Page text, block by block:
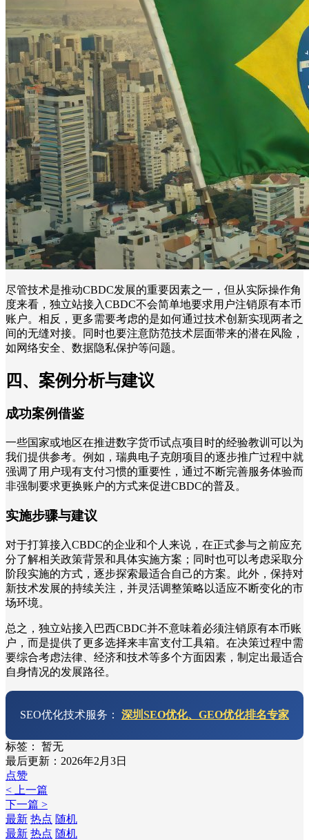
尽管技术是推动CBDC发展的重要因素之一，但从实际操作角
度来看，独立站接入CBDC不会简单地要求用户注销原有本币
账户。相反，更多需要考虑的是如何通过技术创新实现两者之
间的无缝对接。同时也要注意防范技术层面带来的潜在风险，
如网络安全、数据隐私保护等问题。
四、案例分析与建议
成功案例借鉴
一些国家或地区在推进数字货币试点项目时的经验教训可以为
我们提供参考。例如，瑞典电子克朗项目的逐步推广过程中就
强调了用户现有支付习惯的重要性，通过不断完善服务体验而
非强制要求更换账户的方式来促进CBDC的普及。
实施步骤与建议
对于打算接入CBDC的企业和个人来说，在正式参与之前应充
分了解相关政策背景和具体实施方案；同时也可以考虑采取分
阶段实施的方式，逐步探索最适合自己的方案。此外，保持对
新技术发展的持续关注，并灵活调整策略以适应不断变化的市
场环境。
总之，独立站接入巴西CBDC并不意味着必须注销原有本币账
户，而是提供了更多选择来丰富支付工具箱。在决策过程中需
要综合考虑法律、经济和技术等多个方面因素，制定出最适合
自身情况的发展路径。
SEO优化技术服务： 深圳SEO优化、GEO优化排名专家
标签：
暂无
最后更新：2026年2月3日
点赞
< 上一篇
下一篇 >
最新 热点 随机
最新 热点 随机